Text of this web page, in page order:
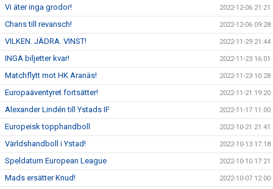
Vi äter inga grodor! 2022-12-06 21:21
Chans till revansch! 2022-12-06 09:28
VILKEN. JÄDRA. VINST! 2022-11-29 21:44
INGA biljetter kvar! 2022-11-23 16:01
Matchflytt mot HK Aranäs! 2022-11-23 10:28
Europaäventyret fortsätter! 2022-11-21 19:20
Alexander Lindén till Ystads IF 2022-11-17 11:00
Europeisk topphandboll 2022-10-21 21:41
Världshandboll i Ystad! 2022-10-13 17:18
Speldatum European League 2022-10-10 17:21
Mads ersätter Knud! 2022-10-07 12:00